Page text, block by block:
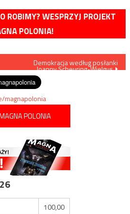
ROBIMY? WESPRZYJ PROJEKT
POLONIA!
Demokracja według posłanki
Joanny Scheuring-Wielgus
magnapolonia
POLONIA
100,00